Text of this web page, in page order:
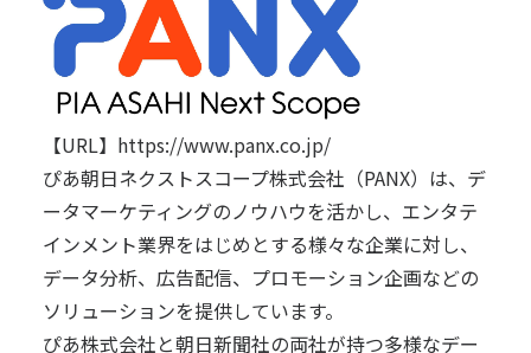
【URL】 https://www.panx.co.jp/
ぴあ朝日ネクストスコープ株式会社（PANX）は、デ
ータマーケティングのノウハウを活かし、エンタテ
インメント業界をはじめとする様々な企業に対し、
データ分析、広告配信、プロモーション企画などの
ソリューションを提供しています。
ぴあ株式会社と朝日新聞社の両社が持つ多様なデー